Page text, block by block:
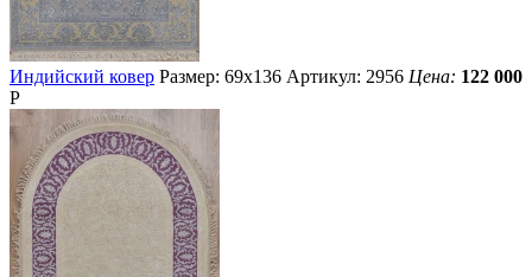
Индийский ковер Размер: 69х136 Артикул: 2956 Цена: 122 000
Р